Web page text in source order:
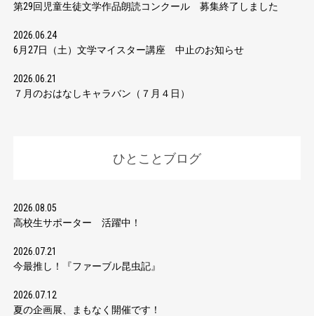
第29回児童生徒文学作品朗読コンクール 募集終了しました
2026.06.24
6月27日（土）文学マイスター講座 中止のお知らせ
2026.06.21
７月のおはなしキャラバン（７月４日）
ひとことブログ
2026.08.05
高校生サポーター 活躍中！
2026.07.21
今最推し！『ファーブル昆虫記』
2026.07.12
夏の企画展、まもなく開催です！